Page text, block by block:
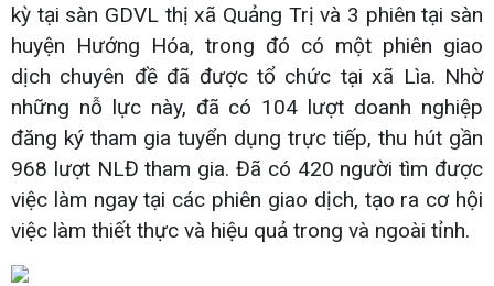
kỳ tại sàn GDVL thị xã Quảng Trị và 3 phiên tại sàn
huyện Hướng Hóa, trong đó có một phiên giao
dịch chuyên đề đã được tổ chức tại xã Lìa. Nhờ
những nỗ lực này, đã có 104 lượt doanh nghiệp
đăng ký tham gia tuyển dụng trực tiếp, thu hút gần
968 lượt NLĐ tham gia. Đã có 420 người tìm được
việc làm ngay tại các phiên giao dịch, tạo ra cơ hội
việc làm thiết thực và hiệu quả trong và ngoài tỉnh.